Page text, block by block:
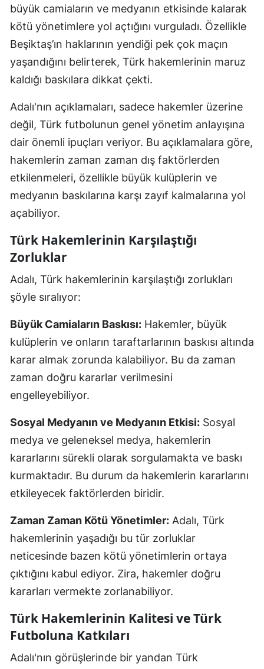
büyük camiaların ve medyanın etkisinde kalarak
kötü yönetimlere yol açtığını vurguladı. Özellikle
Beşiktaş’ın haklarının yendiği pek çok maçın
yaşandığını belirterek, Türk hakemlerinin maruz
kaldığı baskılara dikkat çekti.
Adalı'nın açıklamaları, sadece hakemler üzerine
değil, Türk futbolunun genel yönetim anlayışına
dair önemli ipuçları veriyor. Bu açıklamalara göre,
hakemlerin zaman zaman dış faktörlerden
etkilenmeleri, özellikle büyük kulüplerin ve
medyanın baskılarına karşı zayıf kalmalarına yol
açabiliyor.
Türk Hakemlerinin Karşılaştığı
Zorluklar
Adalı, Türk hakemlerinin karşılaştığı zorlukları
şöyle sıralıyor:
Büyük Camiaların Baskısı: Hakemler, büyük
kulüplerin ve onların taraftarlarının baskısı altında
karar almak zorunda kalabiliyor. Bu da zaman
zaman doğru kararlar verilmesini
engelleyebiliyor.
Sosyal Medyanın ve Medyanın Etkisi: Sosyal
medya ve geleneksel medya, hakemlerin
kararlarını sürekli olarak sorgulamakta ve baskı
kurmaktadır. Bu durum da hakemlerin kararlarını
etkileyecek faktörlerden biridir.
Zaman Zaman Kötü Yönetimler: Adalı, Türk
hakemlerinin yaşadığı bu tür zorluklar
neticesinde bazen kötü yönetimlerin ortaya
çıktığını kabul ediyor. Zira, hakemler doğru
kararları vermekte zorlanabiliyor.
Türk Hakemlerinin Kalitesi ve Türk
Futboluna Katkıları
Adalı'nın görüşlerinde bir yandan Türk